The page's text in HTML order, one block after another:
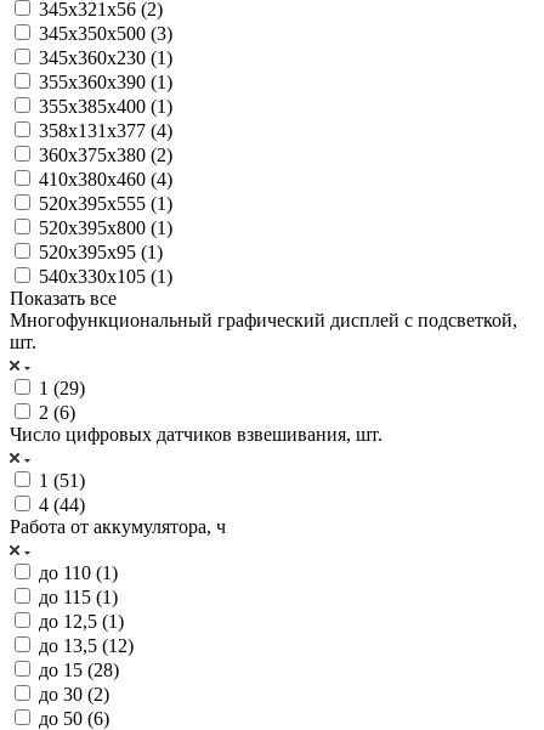
345х321х56 (2)
345х350х500 (3)
345х360х230 (1)
355х360х390 (1)
355х385х400 (1)
358х131х377 (4)
360х375х380 (2)
410х380х460 (4)
520х395х555 (1)
520х395х800 (1)
520х395х95 (1)
540x330x105 (1)
Показать все
Многофункциональный графический дисплей с подсветкой,
шт.
1 (29)
2 (6)
Число цифровых датчиков взвешивания, шт.
1 (51)
4 (44)
Работа от аккумулятора, ч
до 110 (1)
до 115 (1)
до 12,5 (1)
до 13,5 (12)
до 15 (28)
до 30 (2)
до 50 (6)